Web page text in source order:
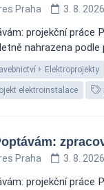
Praha 3. 8. 2026
projekční práce
nahrazena
Elektroprojekty
elektroinstalace
Praha 3. 8. 2026
projekční práce